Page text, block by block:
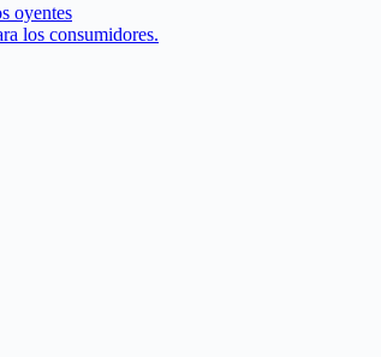
oyentes
los consumidores.